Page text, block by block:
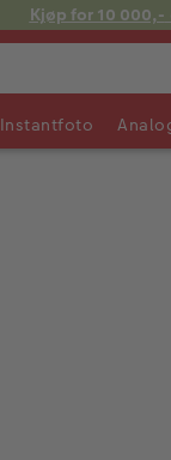
Kjøp for 10 000,-
Instantfoto